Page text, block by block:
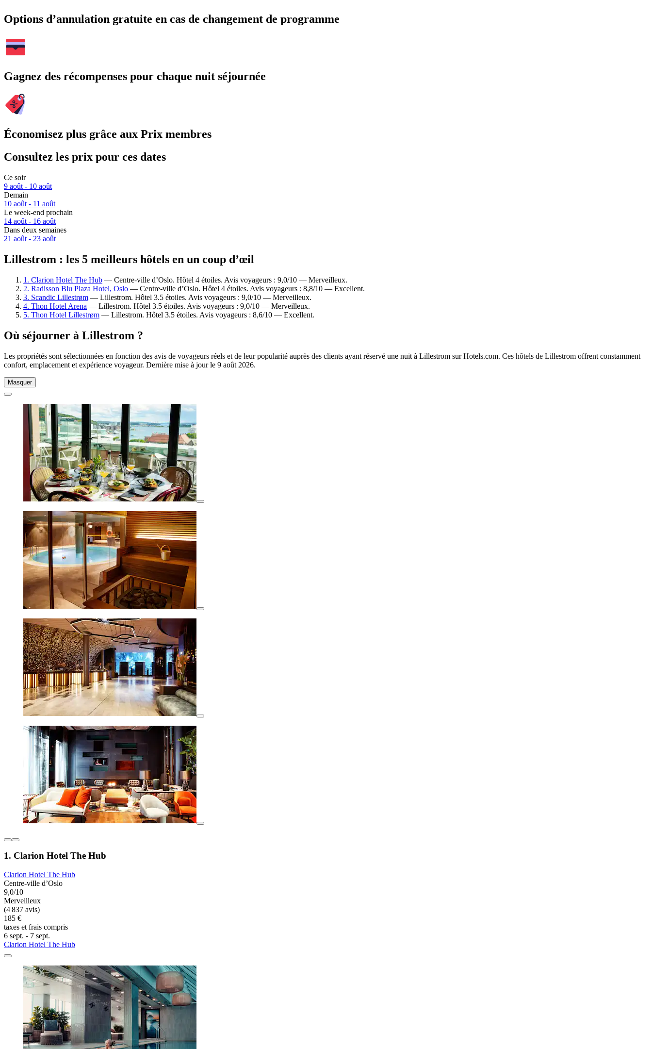
Options d’annulation gratuite en cas de changement de programme
Gagnez des récompenses pour chaque nuit séjournée
Économisez plus grâce aux Prix membres
Consultez les prix pour ces dates
Ce soir
9 août - 10 août
Demain
10 août - 11 août
Le week-end prochain
14 août - 16 août
Dans deux semaines
21 août - 23 août
Lillestrom : les 5 meilleurs hôtels en un coup d’œil
1. Clarion Hotel The Hub — Centre-ville d’Oslo. Hôtel 4 étoiles. Avis voyageurs : 9,0/10 — Merveilleux.
2. Radisson Blu Plaza Hotel, Oslo — Centre-ville d’Oslo. Hôtel 4 étoiles. Avis voyageurs : 8,8/10 — Excellent.
3. Scandic Lillestrøm — Lillestrom. Hôtel 3.5 étoiles. Avis voyageurs : 9,0/10 — Merveilleux.
4. Thon Hotel Arena — Lillestrom. Hôtel 3.5 étoiles. Avis voyageurs : 9,0/10 — Merveilleux.
5. Thon Hotel Lillestrøm — Lillestrom. Hôtel 3.5 étoiles. Avis voyageurs : 8,6/10 — Excellent.
Où séjourner à Lillestrom ?
Les propriétés sont sélectionnées en fonction des avis de voyageurs réels et de leur popularité auprès des clients ayant réservé une nuit à Lillestrom sur Hotels.com. Ces hôtels de Lillestrom offrent constamment
confort, emplacement et expérience voyageur. Dernière mise à jour le 9 août 2026.
Masquer
1. Clarion Hotel The Hub
Clarion Hotel The Hub
Centre-ville d’Oslo
9,0/10
Merveilleux
(4 837 avis)
185 €
taxes et frais compris
6 sept. - 7 sept.
Clarion Hotel The Hub